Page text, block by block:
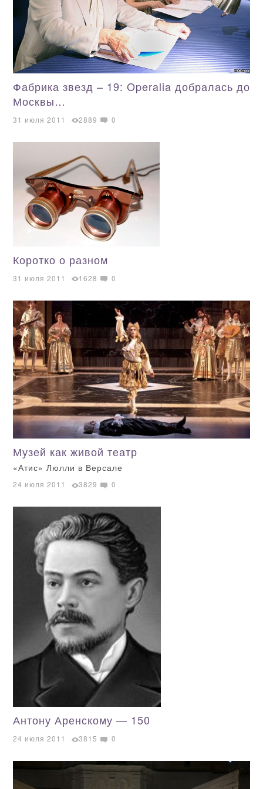
Фабрика звезд – 19: Operalia добралась до
Москвы…
31 июля 2011 2889 0
Коротко о разном
31 июля 2011 1628 0
Музей как живой театр
«Атис» Люлли в Версале
24 июля 2011 3829 0
Антону Аренскому — 150
24 июля 2011 3815 0